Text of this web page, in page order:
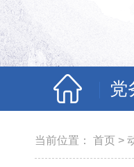
党
当前位置： 首页 >